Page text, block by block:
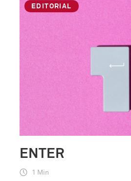
EDITORIAL
ENTER
1 Min